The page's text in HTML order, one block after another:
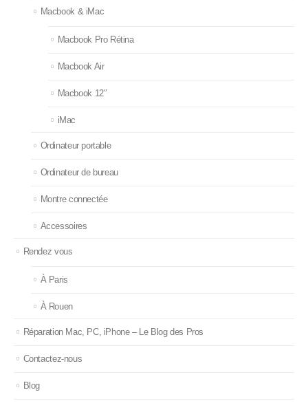
Macbook & iMac
Macbook Pro Rétina
Macbook Air
Macbook 12″
iMac
Ordinateur portable
Ordinateur de bureau
Montre connectée
Accessoires
Rendez vous
À Paris
À Rouen
Réparation Mac, PC, iPhone – Le Blog des Pros
Contactez-nous
Blog